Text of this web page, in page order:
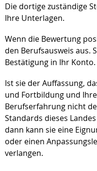
Die dortige zuständige
Ihre Unterlagen.
Wenn die Bewertung
den Berufsausweis aus.
Bestätigung in Ihr Konto.
Ist sie der Auffassung,
und Fortbildung und Ihre
Berufserfahrung nicht
Standards dieses
dann kann sie eine
oder einen
verlangen.